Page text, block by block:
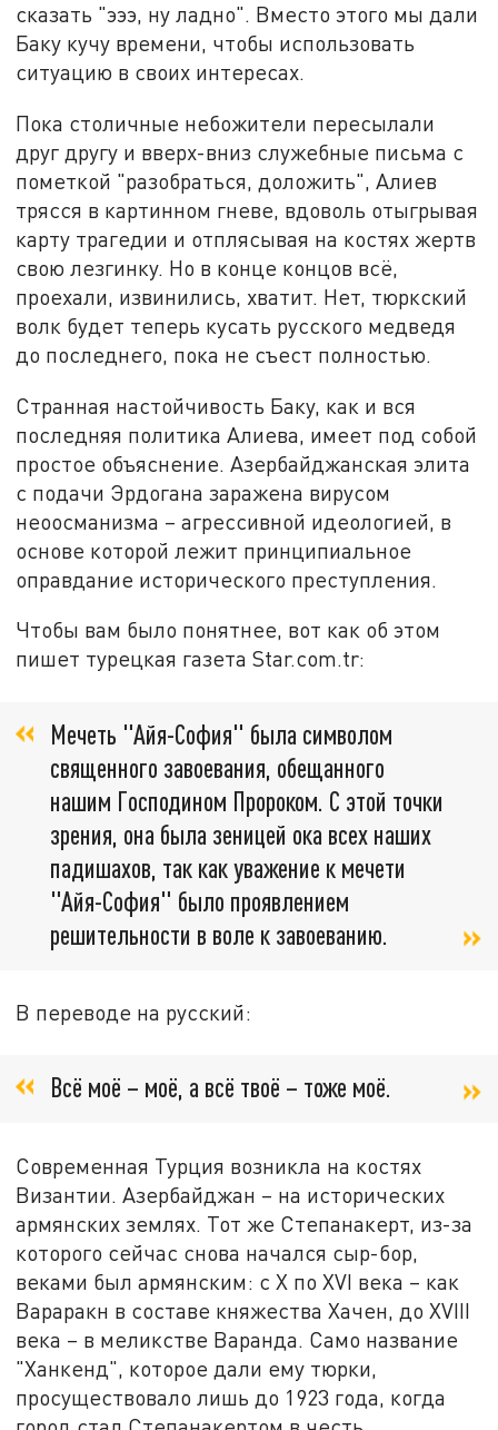
сказать "эээ, ну ладно". Вместо этого мы дали
Баку кучу времени, чтобы использовать
ситуацию в своих интересах.
Пока столичные небожители пересылали
друг другу и вверх-вниз служебные письма с
пометкой "разобраться, доложить", Алиев
трясся в картинном гневе, вдоволь отыгрывая
карту трагедии и отплясывая на костях жертв
свою лезгинку. Но в конце концов всё,
проехали, извинились, хватит. Нет, тюркский
волк будет теперь кусать русского медведя
до последнего, пока не съест полностью.
Странная настойчивость Баку, как и вся
последняя политика Алиева, имеет под собой
простое объяснение. Азербайджанская элита
с подачи Эрдогана заражена вирусом
неоосманизма – агрессивной идеологией, в
основе которой лежит принципиальное
оправдание исторического преступления.
Чтобы вам было понятнее, вот как об этом
пишет турецкая газета Star.com.tr:
Мечеть "Айя-София" была символом
священного завоевания, обещанного
нашим Господином Пророком. С этой точки
зрения, она была зеницей ока всех наших
падишахов, так как уважение к мечети
"Айя-София" было проявлением
решительности в воле к завоеванию.
В переводе на русский:
Всё моё – моё, а всё твоё – тоже моё.
Современная Турция возникла на костях
Византии. Азербайджан – на исторических
армянских землях. Тот же Степанакерт, из-за
которого сейчас снова начался сыр-бор,
веками был армянским: с X по XVI века – как
Вараракн в составе княжества Хачен, до XVIII
века – в меликстве Варанда. Само название
"Ханкенд", которое дали ему тюрки,
просуществовало лишь до 1923 года, когда